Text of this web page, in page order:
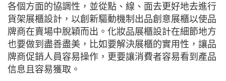
各個方面的協調性，並從點、線、面去更好地去進行
貨架展櫃設計，以創新驅動機制出品創意展櫃以使品
牌商在賣場中脫穎而出。化妝品展櫃設計在細節地方
也要做到盡善盡美，比如要解決展櫃的實用性，讓品
牌商促銷人員容易操作，更要讓消費者容易看到產品
信息且容易獲取。